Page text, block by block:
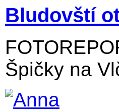
Bludovští
Špičky na